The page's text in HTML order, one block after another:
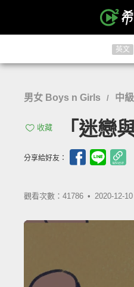
英文
男女 Boys n Girls / 中
收藏 「迷
分享給好友：
觀看次數：41786 • 2020-12-10